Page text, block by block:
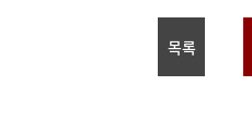
목록